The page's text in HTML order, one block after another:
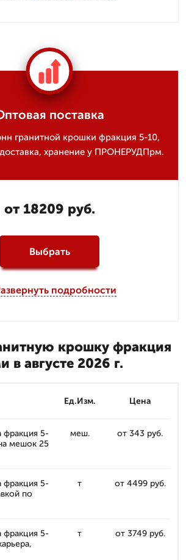
поставка
гранитной крошки фракция 5-10,
хранение у ПРОНЕРУДПрм.
от 18209 руб.
Выбрать
подробности
крошку фракция
в августе 2026 г.
Ед.Изм. Цена
фракция 5-
мешок 25
меш. от 343 руб.
фракция 5-
по
т от 4499 руб.
фракция 5-
т от 3749 руб.